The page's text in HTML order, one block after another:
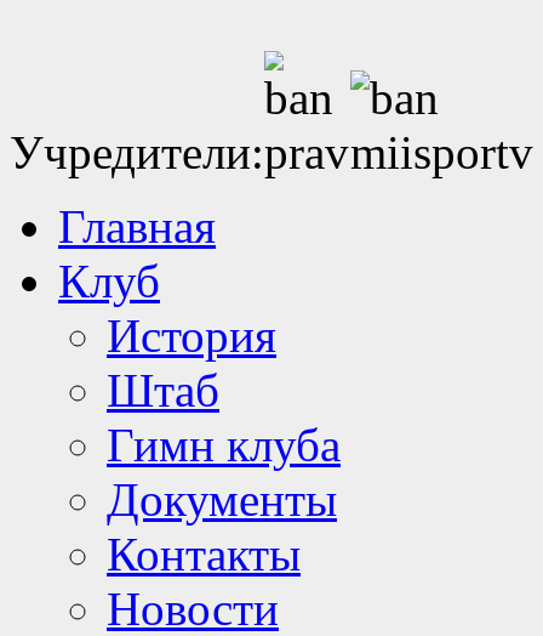
Учредители:
Главная
Клуб
История
Штаб
Гимн клуба
Документы
Контакты
Новости